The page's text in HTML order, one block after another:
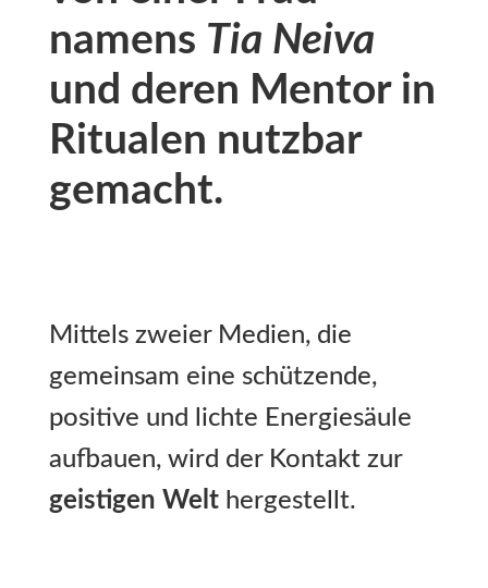
namens Tia Neiva
und deren Mentor in
Ritualen nutzbar
gemacht.
Mittels zweier Medien, die
gemeinsam eine schützende,
positive und lichte Energiesäule
aufbauen, wird der Kontakt zur
geistigen Welthergestellt.